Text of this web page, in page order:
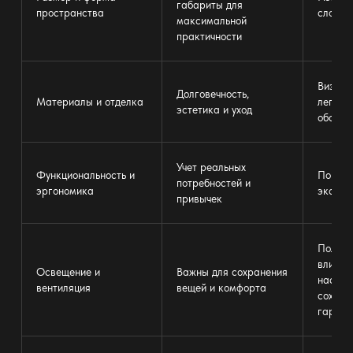
пространства
габариты для
максимальной
практичности
Материалы и отделка
Долговечность,
эстетика и уход
Функциональность и
эргономика
Учет реальных
потребностей и
привычек
Освещение и
вентиляция
Важны для сохранения
вещей и комфорта